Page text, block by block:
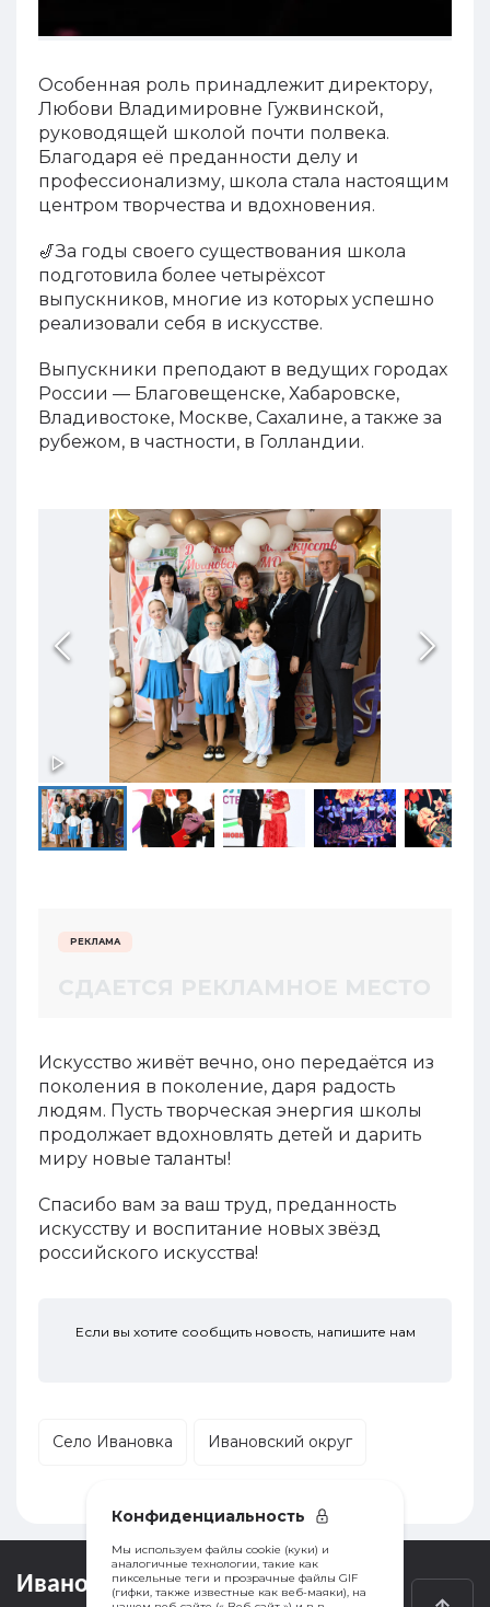
Особенная роль принадлежит директору,
Любови Владимировне Гужвинской,
руководящей школой почти полвека.
Благодаря её преданности делу и
профессионализму, школа стала настоящим
центром творчества и вдохновения.
🎷За годы своего существования школа
подготовила более четырёхсот
выпускников, многие из которых успешно
реализовали себя в искусстве.
Выпускники преподают в ведущих городах
России — Благовещенске, Хабаровске,
Владивостоке, Москве, Сахалине, а также за
рубежом, в частности, в Голландии.
РЕКЛАМА
Искусство живёт вечно, оно передаётся из
поколения в поколение, даря радость
людям. Пусть творческая энергия школы
продолжает вдохновлять детей и дарить
миру новые таланты!
Спасибо вам за ваш труд, преданность
искусству и воспитание новых звёзд
российского искусства!
Если вы хотите сообщить новость, напишите нам
Село Ивановка Ивановcкий округ
Ивановка.инфо
Конфиденциальность
Мы используем файлы cookie (куки) и
аналогичные технологии, такие как
пиксельные теги и прозрачные файлы GIF
(гифки, также известные как веб-маяки), на